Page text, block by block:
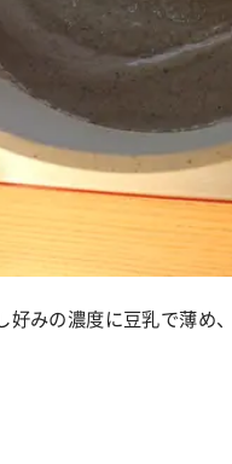
好みの濃度に豆乳で薄め